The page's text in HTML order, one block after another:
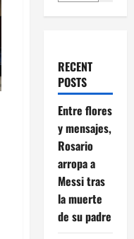
RECENT
POSTS
Entre flores
y mensajes,
Rosario
arropa a
Messi tras
la muerte
de su padre